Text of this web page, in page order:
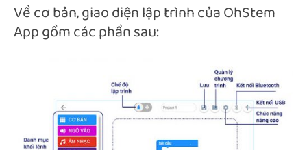
Về cơ bản, giao diện lập trình của OhStem
App gồm các phần sau: